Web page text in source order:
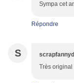
Sympa cet
Répondre
S
Très original